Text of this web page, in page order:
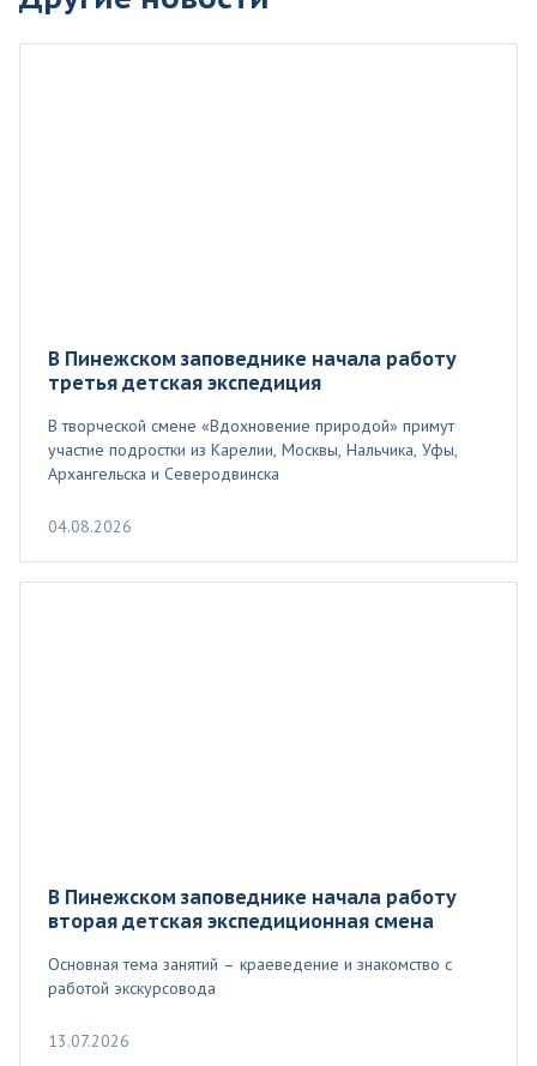
В Пинежском заповеднике начала работу
третья детская экспедиция
В творческой смене «Вдохновение природой» примут
участие подростки из Карелии, Москвы, Нальчика, Уфы,
Архангельска и Северодвинска
04.08.2026
В Пинежском заповеднике начала работу
вторая детская экспедиционная смена
Основная тема занятий – краеведение и знакомство с
работой экскурсовода
13.07.2026